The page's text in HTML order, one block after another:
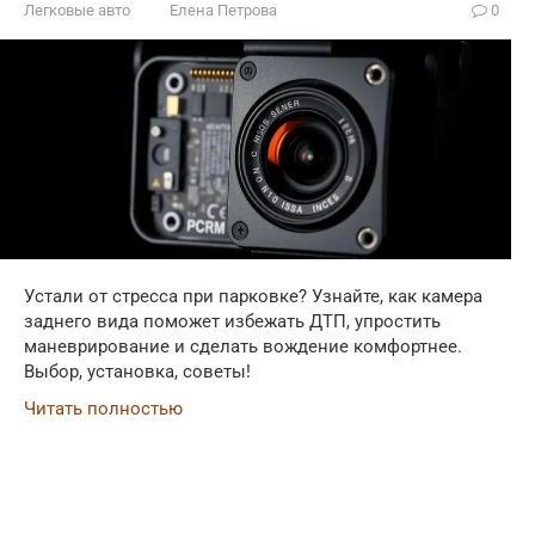
Легковые авто Елена Петрова 0
Устали от стресса при парковке? Узнайте, как камера
заднего вида поможет избежать ДТП, упростить
маневрирование и сделать вождение комфортнее.
Выбор, установка, советы!
Читать полностью